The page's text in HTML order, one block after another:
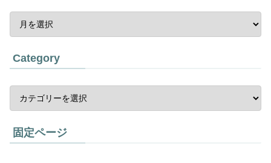
Category
固定ページ